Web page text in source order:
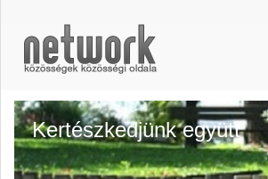
Kertészkedjünk együtt